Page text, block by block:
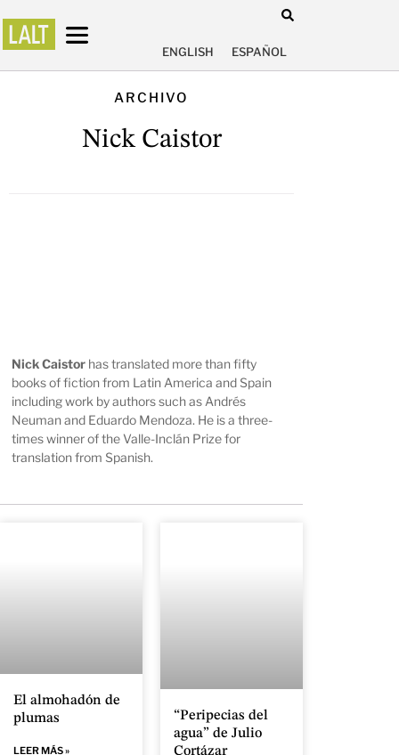
ENGLISH ESPAÑOL
ARCHIVO
Nick Caistor
Nick Caistor has translated more than fifty
books of fiction from Latin America and Spain
including work by authors such as Andrés
Neuman and Eduardo Mendoza. He is a three-
times winner of the Valle-Inclán Prize for
translation from Spanish.
El almohadón de
plumas
LEER MÁS »
“Peripecias del
agua” de Julio
Cortázar